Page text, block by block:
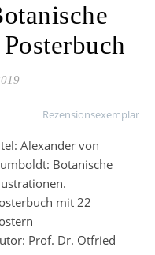
Rezensionsexemplar
Alexander von
Botanische
mit 22
Prof. Dr. Otfried